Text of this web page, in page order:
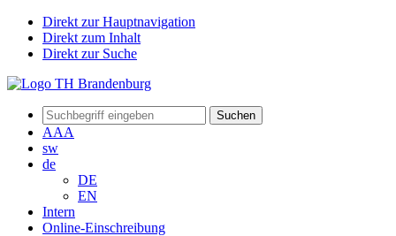
Direkt zur Hauptnavigation
Direkt zum Inhalt
Direkt zur Suche
Suchen
AAA
sw
de
DE
EN
Intern
Online-Einschreibung